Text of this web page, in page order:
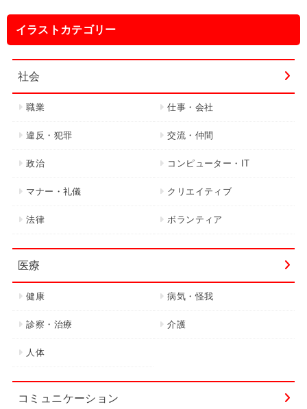
イラストカテゴリー
社会
職業 仕事・会社
違反・犯罪 交流・仲間
政治 コンピューター・IT
マナー・礼儀 クリエイティブ
法律 ボランティア
医療
健康 病気・怪我
診察・治療 介護
人体
コミュニケーション